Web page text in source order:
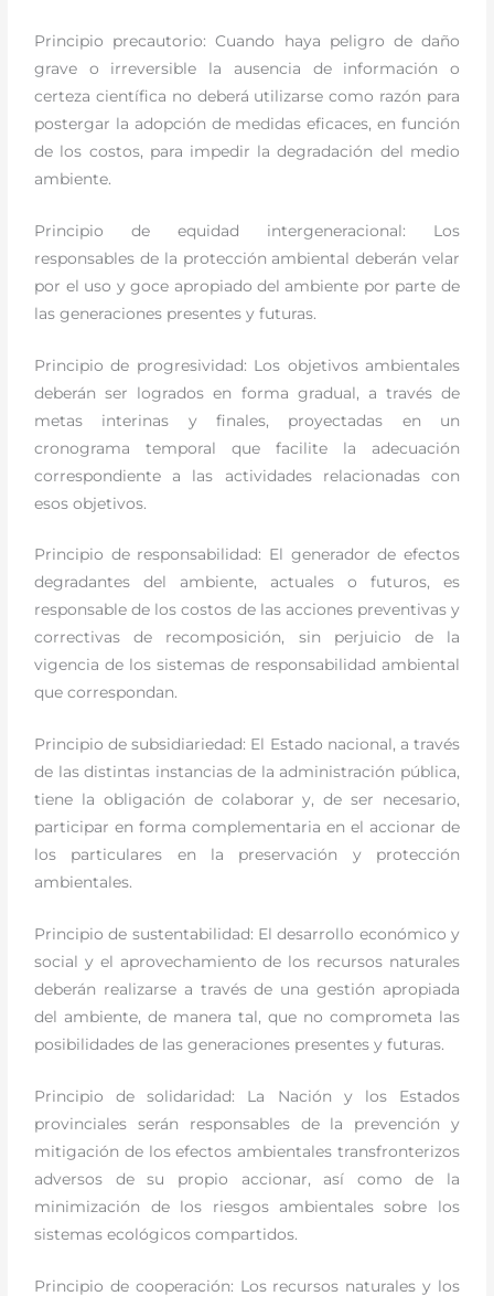
Principio precautorio: Cuando haya peligro de daño
grave o irreversible la ausencia de información o
certeza científica no deberá utilizarse como razón para
postergar la adopción de medidas eficaces, en función
de los costos, para impedir la degradación del medio
ambiente.
Principio de equidad intergeneracional: Los
responsables de la protección ambiental deberán velar
por el uso y goce apropiado del ambiente por parte de
las generaciones presentes y futuras.
Principio de progresividad: Los objetivos ambientales
deberán ser logrados en forma gradual, a través de
metas interinas y finales, proyectadas en un
cronograma temporal que facilite la adecuación
correspondiente a las actividades relacionadas con
esos objetivos.
Principio de responsabilidad: El generador de efectos
degradantes del ambiente, actuales o futuros, es
responsable de los costos de las acciones preventivas y
correctivas de recomposición, sin perjuicio de la
vigencia de los sistemas de responsabilidad ambiental
que correspondan.
Principio de subsidiariedad: El Estado nacional, a través
de las distintas instancias de la administración pública,
tiene la obligación de colaborar y, de ser necesario,
participar en forma complementaria en el accionar de
los particulares en la preservación y protección
ambientales.
Principio de sustentabilidad: El desarrollo económico y
social y el aprovechamiento de los recursos naturales
deberán realizarse a través de una gestión apropiada
del ambiente, de manera tal, que no comprometa las
posibilidades de las generaciones presentes y futuras.
Principio de solidaridad: La Nación y los Estados
provinciales serán responsables de la prevención y
mitigación de los efectos ambientales transfronterizos
adversos de su propio accionar, así como de la
minimización de los riesgos ambientales sobre los
sistemas ecológicos compartidos.
Principio de cooperación: Los recursos naturales y los